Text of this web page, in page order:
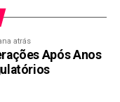
escândalos vê
atrás
Após Anos